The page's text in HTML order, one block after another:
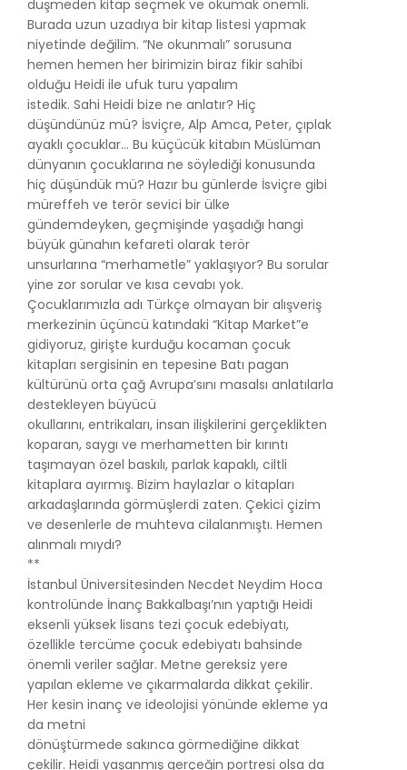
düşmeden kitap seçmek ve okumak önemli.
Burada uzun uzadıya bir kitap listesi yapmak
niyetinde değilim. “Ne okunmalı” sorusuna
hemen hemen her birimizin biraz fikir sahibi
olduğu Heidi ile ufuk turu yapalım
istedik. Sahi Heidi bize ne anlatır? Hiç
düşündünüz mü? İsviçre, Alp Amca, Peter, çıplak
ayaklı çocuklar… Bu küçücük kitabın Müslüman
dünyanın çocuklarına ne söylediği konusunda
hiç düşündük mü? Hazır bu günlerde İsviçre gibi
müreffeh ve terör sevici bir ülke
gündemdeyken, geçmişinde yaşadığı hangi
büyük günahın kefareti olarak terör
unsurlarına “merhametle” yaklaşıyor? Bu sorular
yine zor sorular ve kısa cevabı yok.
Çocuklarımızla adı Türkçe olmayan bir alışveriş
merkezinin üçüncü katındaki “Kitap Market”e
gidiyoruz, girişte kurduğu kocaman çocuk
kitapları sergisinin en tepesine Batı pagan
kültürünü orta çağ Avrupa’sını masalsı anlatılarla
destekleyen büyücü
okullarını, entrikaları, insan ilişkilerini gerçeklikten
koparan, saygı ve merhametten bir kırıntı
taşımayan özel baskılı, parlak kapaklı, ciltli
kitaplara ayırmış. Bizim haylazlar o kitapları
arkadaşlarında görmüşlerdi zaten. Çekici çizim
ve desenlerle de muhteva cilalanmıştı. Hemen
alınmalı mıydı?
**
İstanbul Üniversitesinden Necdet Neydim Hoca
kontrolünde İnanç Bakkalbaşı’nın yaptığı Heidi
eksenli yüksek lisans tezi çocuk edebiyatı,
özellikle tercüme çocuk edebiyatı bahsinde
önemli veriler sağlar. Metne gereksiz yere
yapılan ekleme ve çıkarmalarda dikkat çekilir.
Her kesin inanç ve ideolojisi yönünde ekleme ya
da metni
dönüştürmede sakınca görmediğine dikkat
çekilir. Heidi yaşanmış gerçeğin portresi olsa da